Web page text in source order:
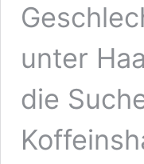
unter
die